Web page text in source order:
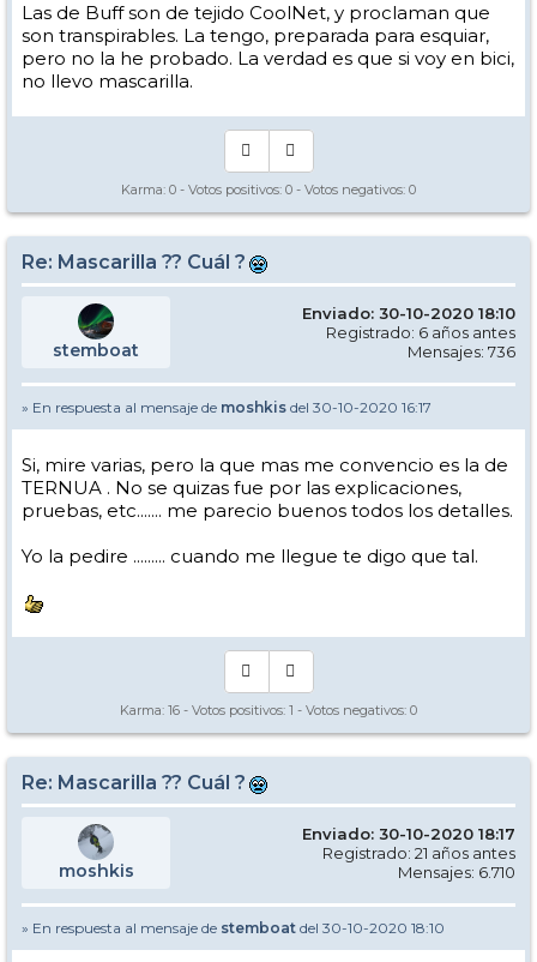
Las de Buff son de tejido CoolNet, y proclaman que
son transpirables. La tengo, preparada para esquiar,
pero no la he probado. La verdad es que si voy en bici,
no llevo mascarilla.
Karma: 0 - Votos positivos: 0 - Votos negativos: 0
Re: Mascarilla ?? Cuál ?
stemboat
Enviado: 30-10-2020 18:10
Registrado: 6 años antes
Mensajes: 736
» En respuesta al mensaje de moshkis del 30-10-2020 16:17
Si, mire varias, pero la que mas me convencio es la de
TERNUA . No se quizas fue por las explicaciones,
pruebas, etc....... me parecio buenos todos los detalles.
Yo la pedire ......... cuando me llegue te digo que tal.
Karma: 16 - Votos positivos: 1 - Votos negativos: 0
Re: Mascarilla ?? Cuál ?
moshkis
Enviado: 30-10-2020 18:17
Registrado: 21 años antes
Mensajes: 6.710
» En respuesta al mensaje de stemboat del 30-10-2020 18:10